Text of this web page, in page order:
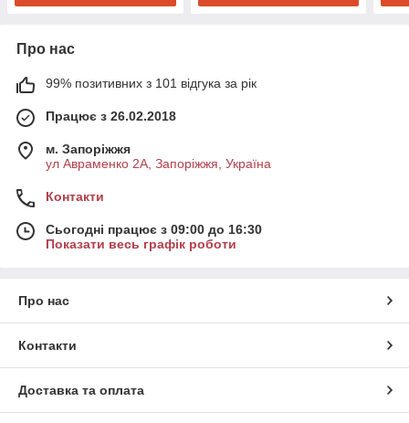
Про нас
99% позитивних з 101 відгука за рік
Працює з 26.02.2018
м. Запоріжжя
ул Авраменко 2А, Запоріжжя, Україна
Контакти
Сьогодні працює з 09:00 до 16:30
Показати весь графік роботи
Про нас
Контакти
Доставка та оплата